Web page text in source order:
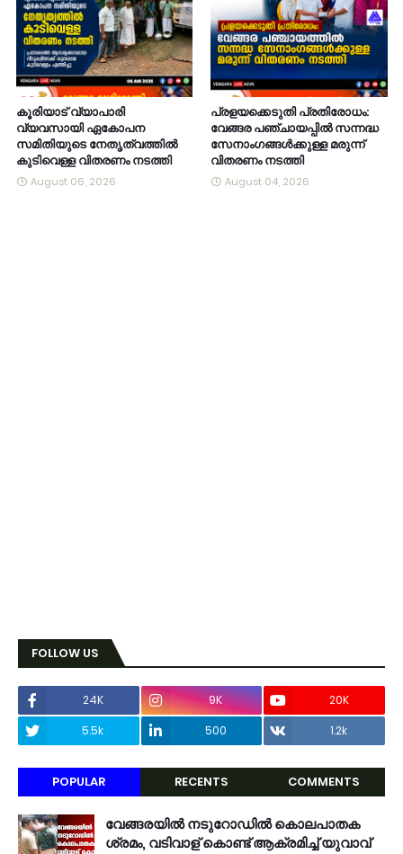
കൂരിയാട് വ്യാപാരി
വ്യവസായി ഏകോപന
സമിതിയുടെ നേതൃത്വത്തിൽ
കുടിവെള്ള വിതരണം നടത്തി
August 06, 2026
പ്രളയക്കെടുതി പ്രതിരോധം:
വേങ്ങര പഞ്ചായപ്പിൽ സന്നദ്ധ
സേനാംഗങ്ങൾക്കുള്ള മരുന്ന്
വിതരണം നടത്തി
August 04, 2026
FOLLOW US
24K 9K
20K
5.5k
500 1.2k
POPULAR RECENTS COMMENTS
വേങ്ങരയിൽ നടുറോഡിൽ കൊലപാതക
ശ്രമം, വടിവാള് കൊണ്ട് ആക്രമിച്ച് യുവാവ്